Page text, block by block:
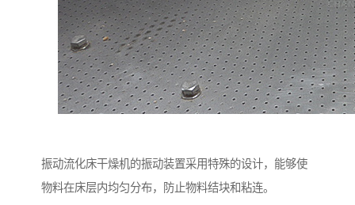
振动流化床干燥机的振动装置采用特殊的设计，能够使
物料在床层内均匀分布，防止物料结块和粘连。